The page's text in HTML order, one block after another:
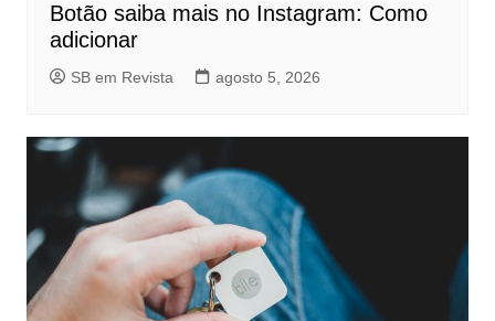
Botão saiba mais no Instagram: Como
adicionar
SB em Revista agosto 5, 2026